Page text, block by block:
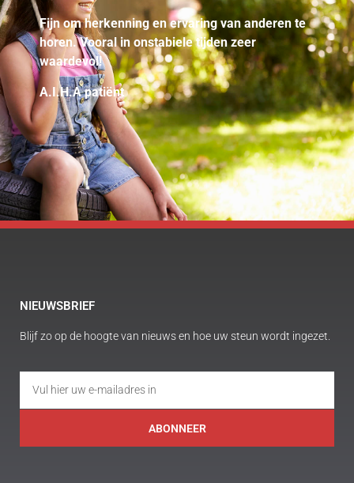
Fijn om herkenning en ervaring van anderen te
horen. Vooral in onstabiele tijden zeer
waardevol!
A.I.H.A patiënt
NIEUWSBRIEF
Blijf zo op de hoogte van nieuws en hoe uw steun wordt ingezet.
ABONNEER